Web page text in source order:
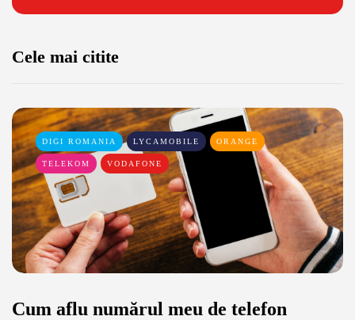
Cele mai citite
DIGI ROMANIA LYCAMOBILE ORANGE
TELEKOM VODAFONE
Cum aflu numărul meu de telefon